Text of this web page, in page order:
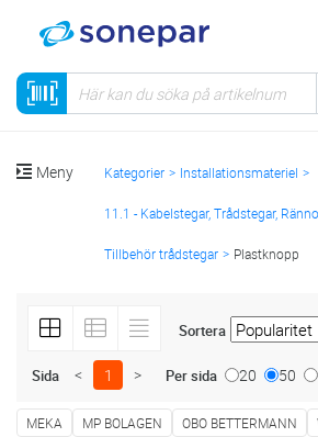
Meny Kategorier Installationsmateriel
11.1 - Kabelstegar, Trådstegar,
Tillbehör trådstegar Plastknopp
Sortera
Sida < 1 > Per sida 20 50
MEKA MP BOLAGEN OBO BETTERMANN